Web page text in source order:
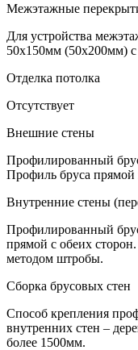
Межэтажные
Для устройства
50х150мм (50х200мм)
Отделка потолка
Отсутствует
Внешние стены
Профилированный
Профиль бруса
Внутренние стены
Профилированный
прямой с обеих
методом штробы.
Сборка брусовых стен
Способ крепления
внутренних стен –
более 1500мм.